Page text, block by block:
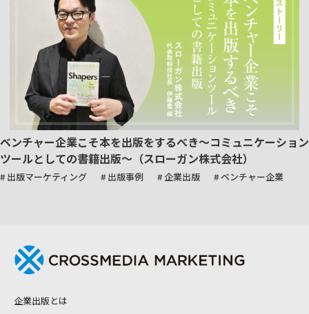
ベンチャー企業こそ本を出版をするべき～コミュニケーション
ツールとしての書籍出版～（スローガン株式会社）
# 出版マーケティング # 出版事例 # 企業出版 # ベンチャー企業
企業出版とは